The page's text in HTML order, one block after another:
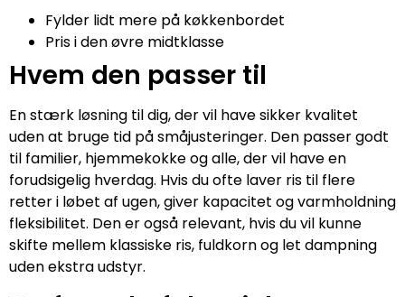
Fylder lidt mere på køkkenbordet
Pris i den øvre midtklasse
Hvem den passer til
En stærk løsning til dig, der vil have sikker kvalitet
uden at bruge tid på småjusteringer. Den passer godt
til familier, hjemmekokke og alle, der vil have en
forudsigelig hverdag. Hvis du ofte laver ris til flere
retter i løbet af ugen, giver kapacitet og varmholdning
fleksibilitet. Den er også relevant, hvis du vil kunne
skifte mellem klassiske ris, fuldkorn og let dampning
uden ekstra udstyr.